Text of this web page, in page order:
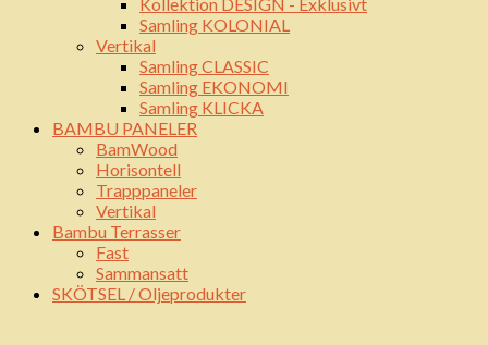
Samling KOLONIAL
Vertikal
Samling CLASSIC
Samling EKONOMI
Samling KLICKA
BAMBU PANELER
BamWood
Horisontell
Trapppaneler
Vertikal
Bambu Terrasser
Fast
Sammansatt
SKÖTSEL / Oljeprodukter